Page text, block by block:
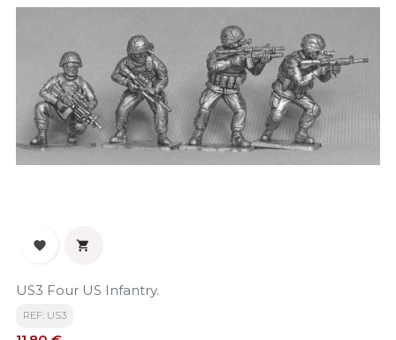
 
US3 Four US Infantry.
REF: US3